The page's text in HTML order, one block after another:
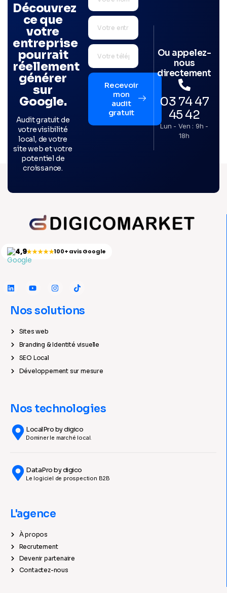
Découvrez
ce que
votre
entreprise
pourrait
réellement
générer
sur
Google.
Audit gratuit de
votre visibilité
local, de votre
site web et votre
potentiel de
croissance.
Recevoir
mon
audit
gratuit
Ou appelez-
nous
directement
03 74 47
45 42
Lun - Ven : 9h -
18h
4,9★★★★★100+ avis Google
Nos solutions
Sites web
Branding & Identité visuelle
SEO Local
Développement sur mesure
Nos technologies
LocalPro by digico
Dominer le marché local.
DataPro by digico
Le logiciel de prospection B2B
L'agence
À propos
Recrutement
Devenir partenaire
Contactez-nous